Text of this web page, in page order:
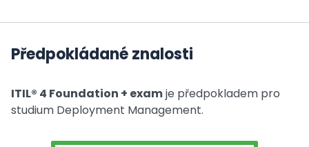
Předpokládané znalosti
ITIL® 4 Foundation + examje předpokladem pro
studium Deployment Management.